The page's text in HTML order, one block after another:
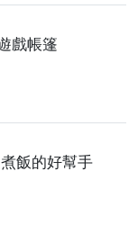
戲帳篷
飯的好幫手